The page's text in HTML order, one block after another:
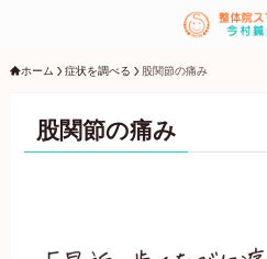
ホーム 症状を調べる 股関節の痛み
股関節の痛み